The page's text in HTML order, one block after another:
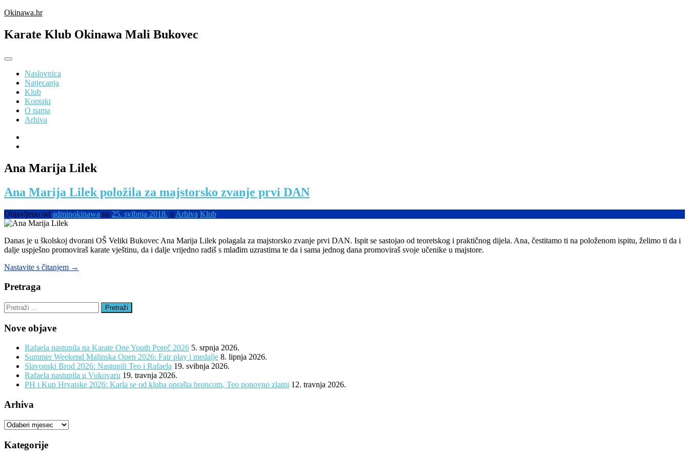
Preskoči
sadržaj
Okinawa.hr
Karate Klub Okinawa Mali Bukovec
Naslovnica
Natjecanja
Klub
Kontakt
O nama
Arhiva
Ana Marija Lilek
Ana Marija Lilek položila za majstorsko zvanje prvi DAN
Objavljeno od adminokinawa na 25. svibnja 2018. u Arhiva,Klub
Danas je u školskoj dvorani OŠ Veliki Bukovec Ana Marija Lilek polagala za majstorsko zvanje prvi DAN. Ispit se sastojao od teoretskog i praktičnog dijela. Ana, čestitamo ti na položenom ispitu, želimo ti da i
dalje uspješno promoviraš karate vještinu, da i dalje vrijedno radiš s mlađim uzrastima te da i sama jednog dana promoviraš svoje učenike u majstore.
Nastavite s čitanjem “Ana
za
majstorsko
→
Pretraga
Pretraži:
Nove objave
Rafaela nastupila na Karate One Youth Poreč 2026 5. srpnja 2026.
Summer Weekend Malinska Open 2026: Fair play i medalje 8. lipnja 2026.
Slavonski Brod 2026: Nastupili Teo i Rafaela 19. svibnja 2026.
Rafaela nastupila u Vukovaru 19. travnja 2026.
PH i Kup Hrvatske 2026: Karla se od kluba oprašta broncom, Teo ponovno zlatni 12. travnja 2026.
Arhiva
Arhiva
Kategorije